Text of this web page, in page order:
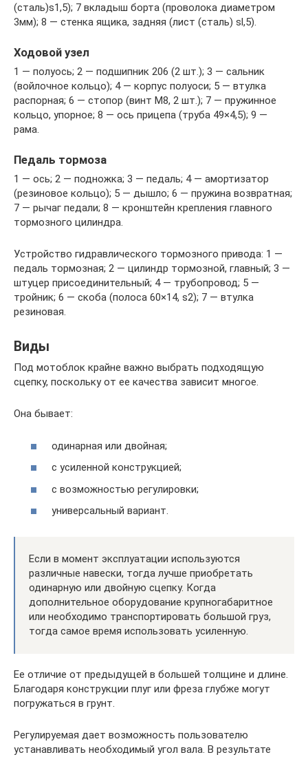
(сталь)s1,5); 7 вкладыш борта (проволока диаметром
3мм); 8 — стенка ящика, задняя (лист (сталь) sl,5).
Ходовой узел
1 — полуось; 2 — подшипник 206 (2 шт.); 3 — сальник
(войлочное кольцо); 4 — корпус полуоси; 5 — втулка
распорная; 6 — стопор (винт М8, 2 шт.); 7 — пружинное
кольцо, упорное; 8 — ось прицепа (труба 49×4,5); 9 —
рама.
Педаль тормоза
1 — ось; 2 — подножка; 3 — педаль; 4 — амортизатор
(резиновое кольцо); 5 — дышло; 6 — пружина возвратная;
7 — рычаг педали; 8 — кронштейн крепления главного
тормозного цилиндра.
Устройство гидравлического тормозного привода: 1 —
педаль тормозная; 2 — цилиндр тормозной, главный; 3 —
штуцер присоединительный; 4 — трубопровод; 5 —
тройник; 6 — скоба (полоса 60×14, s2); 7 — втулка
резиновая.
Виды
Под мотоблок крайне важно выбрать подходящую
сцепку, поскольку от ее качества зависит многое.
Она бывает:
одинарная или двойная;
с усиленной конструкцией;
с возможностью регулировки;
универсальный вариант.
Если в момент эксплуатации используются
различные навески, тогда лучше приобретать
одинарную или двойную сцепку. Когда
дополнительное оборудование крупногабаритное
или необходимо транспортировать большой груз,
тогда самое время использовать усиленную.
Ее отличие от предыдущей в большей толщине и длине.
Благодаря конструкции плуг или фреза глубже могут
погружаться в грунт.
Регулируемая дает возможность пользователю
устанавливать необходимый угол вала. В результате